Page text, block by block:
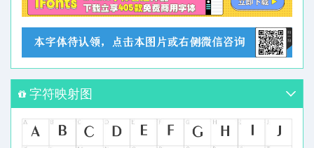
字符映射图